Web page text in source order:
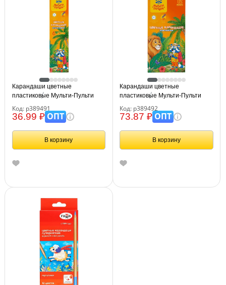
Карандаши цветные
пластиковые Мульти-Пульти
шестигран., заточен., картон,
европодвес
Код: р389491
36.99 ₽ОПТ
В корзину
Карандаши цветные
пластиковые Мульти-Пульти
шестигран., заточен., картон,
европодвес
Код: р389492
73.87 ₽ОПТ
В корзину